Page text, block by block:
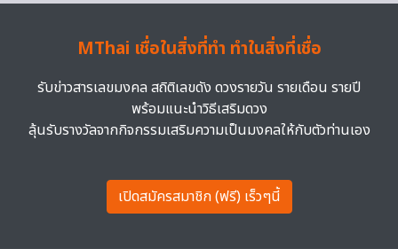
MThai เชื่อในสิ่งที่ทำ ทำในสิ่งที่เชื่อ
รับข่าวสารเลขมงคล สถิติเลขดัง ดวงรายวัน รายเดือน รายปี
พร้อมแนะนำวิธีเสริมดวง
ลุ้นรับรางวัลจากกิจกรรมเสริมความเป็นมงคลให้กับตัวท่านเอง
เปิดสมัครสมาชิก (ฟรี) เร็วๆนี้